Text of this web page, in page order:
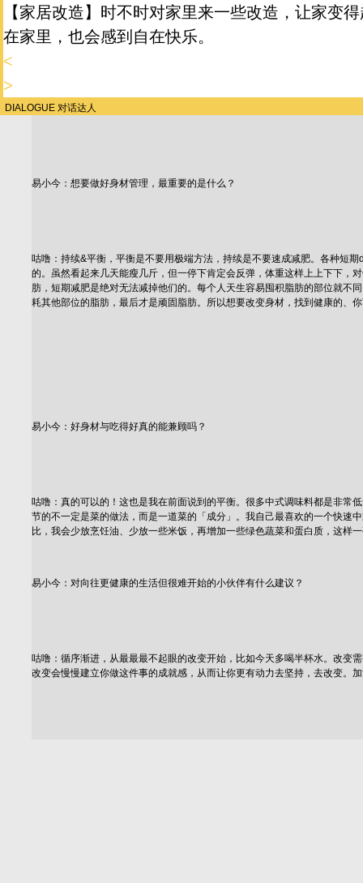
【家居改造】时不时对家里来一些改造，让家变
在家里，也会感到自在快乐。
<
>
DIALOGUE 对话达人
易小今：想要做好身材管理，最重要的是什么？
咕噜：持续&平衡，平衡是不要用极端方法，持续是不要速成减肥。各种短
的。虽然看起来几天能瘦几斤，但一停下肯定会反弹，体重这样上上下下，
肪，短期减肥是绝对无法减掉他们的。每个人天生容易囤积脂肪的部位就不
耗其他部位的脂肪，最后才是顽固脂肪。所以想要改变身材，找到健康的、
易小今：好身材与吃得好真的能兼顾吗？
咕噜：真的可以的！这也是我在前面说到的平衡。很多中式调味料都是非常
节的不一定是菜的做法，而是一道菜的「成分」。我自己最喜欢的一个快速
比，我会少放烹饪油、少放一些米饭，再增加一些绿色蔬菜和蛋白质，这样
易小今：对向往更健康的生活但很难开始的小伙伴有什么建议？
咕噜：循序渐进，从最最最不起眼的改变开始，比如今天多喝半杯水。改变
改变会慢慢建立你做这件事的成就感，从而让你更有动力去坚持，去改变。